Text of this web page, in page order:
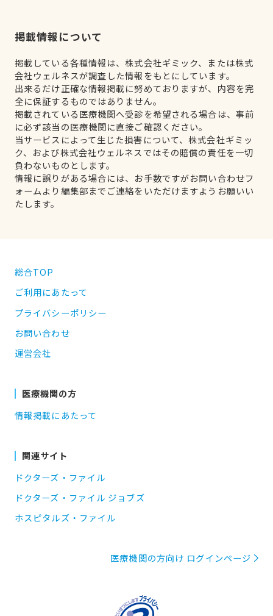
掲載情報について
掲載している各種情報は、株式会社ギミック、または株式
会社ウェルネスが調査した情報をもとにしています。
出来るだけ正確な情報掲載に努めておりますが、内容を完
全に保証するものではありません。
掲載されている医療機関へ受診を希望される場合は、事前
に必ず該当の医療機関に直接ご確認ください。
当サービスによって生じた損害について、株式会社ギミッ
ク、および株式会社ウェルネスではその賠償の責任を一切
負わないものとします。
情報に誤りがある場合には、お手数ですがお問い合わせフ
ォームより編集部までご連絡をいただけますようお願いい
たします。
総合TOP
ご利用にあたって
プライバシーポリシー
お問い合わせ
運営会社
医療機関の方
情報掲載にあたって
関連サイト
ドクターズ・ファイル
ドクターズ・ファイル ジョブズ
ホスピタルズ・ファイル
医療機関の方向け ログインページ